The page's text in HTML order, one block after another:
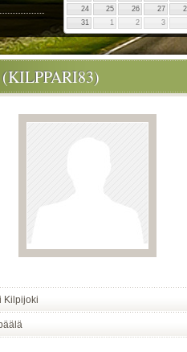
24
25 26 27
31
1 2 3
Kilpijoki